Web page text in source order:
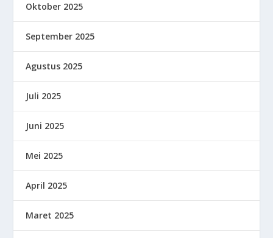
Oktober 2025
September 2025
Agustus 2025
Juli 2025
Juni 2025
Mei 2025
April 2025
Maret 2025